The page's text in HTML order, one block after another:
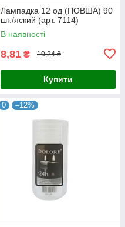
Лампадка 12 од (ПОВША) 90
шт./яский (арт. 7114)
В наявності
8,81 ₴ 10,24 ₴
Купити
0 –12%